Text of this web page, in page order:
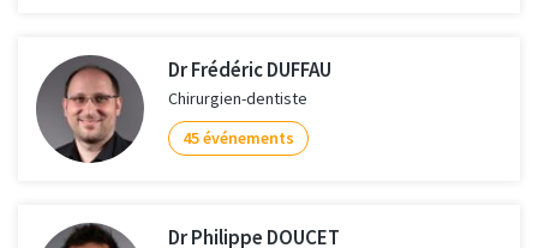
Dr Frédéric DUFFAU
Chirurgien-dentiste
45 événements
Dr Philippe DOUCET